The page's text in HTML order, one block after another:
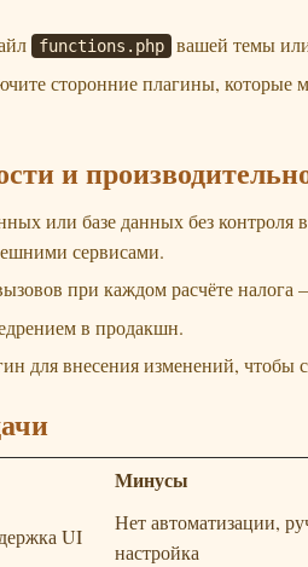
functions.php вашей темы
сторонние плагины, которые
и
или базе данных без контроля
сервисами.
при каждом расчёте
в продакшн.
для внесения изменений, чтобы
Минусы
UI
Нет автоматизации,
настройка